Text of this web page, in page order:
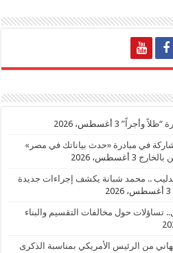
“ظلاً وأجراً” 3 أغسطس، 2026
في مبادرة «حدث بياناتك في مصر»
بالخارج 3 أغسطس، 2026
.. محمد شبانة يكشف إجراءات جديدة
3 أغسطس، 2026
تساؤلات حول مخالفات التقسيم والبناء
من الرئيس الأمريكي بمناسبة الذكرى